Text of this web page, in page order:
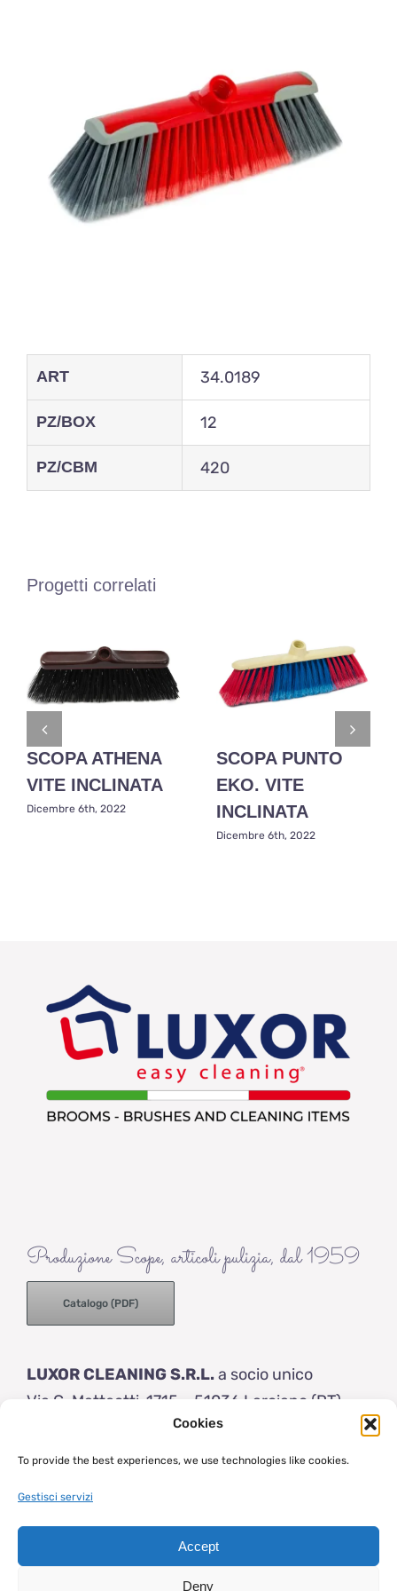
Cookies
To provide the best experiences, we use technologies like cookies.
Gestisci servizi
Accept
Deny
ART 34.0189
PZ/BOX 12
PZ/CBM 420
Progetti correlati
SCOPA ATHENA
VITE INCLINATA
Dicembre 6th, 2022
SCOPA PUNTO
EKO. VITE
INCLINATA
Dicembre 6th, 2022
Produzione Scope, articoli pulizia, dal 1959
Catalogo (PDF)
LUXOR CLEANING S.R.L.a socio unico
Via G. Matteotti, 1715 – 51036 Larciano (PT)
Tel: (+39) 0573 83154
© 2023 | Luxor Brushes | Capitale sociale € 50.000 i.v. | VAT P.IVA